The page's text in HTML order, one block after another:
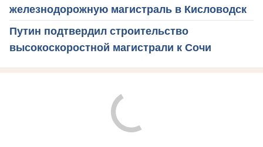
железнодорожную магистраль в Кисловодск
Путин подтвердил строительство
высокоскоростной магистрали к Сочи